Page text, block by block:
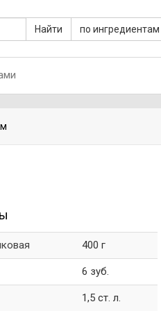
Найти по ингредиентам
400 г
6 зуб.
1,5 ст. л.